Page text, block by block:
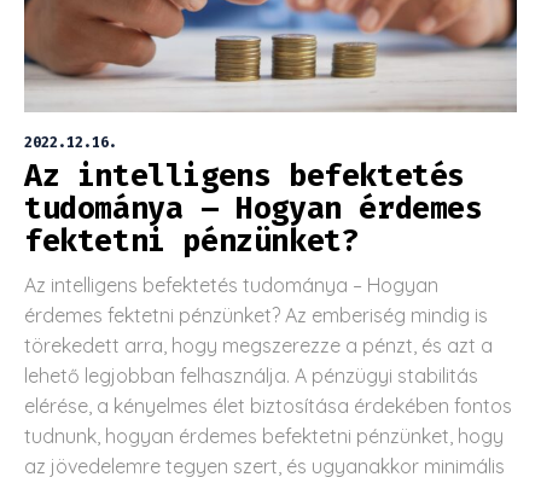
2022.12.16.
Az intelligens befektetés
tudománya – Hogyan érdemes
fektetni pénzünket?
Az intelligens befektetés tudománya – Hogyan
érdemes fektetni pénzünket? Az emberiség mindig is
törekedett arra, hogy megszerezze a pénzt, és azt a
lehető legjobban felhasználja. A pénzügyi stabilitás
elérése, a kényelmes élet biztosítása érdekében fontos
tudnunk, hogyan érdemes befektetni pénzünket, hogy
az jövedelemre tegyen szert, és ugyanakkor minimális